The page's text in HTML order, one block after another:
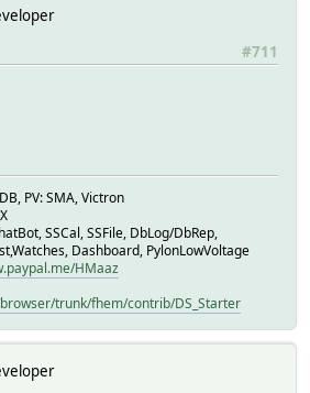
#711
PV: SMA, Victron
SSCal, SSFile, DbLog/DbRep,
Dashboard, PylonLowVoltage
HMaaz
trunk/fhem/contrib/DS_Starter